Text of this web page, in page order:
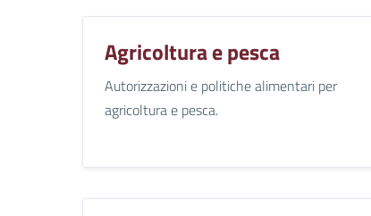
Agricoltura e pesca
Autorizzazioni e politiche alimentari per
agricoltura e pesca.